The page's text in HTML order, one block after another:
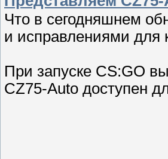
Что в сегодняшнем
и исправлениями для
При запуске CS:GO
CZ75-Auto доступен